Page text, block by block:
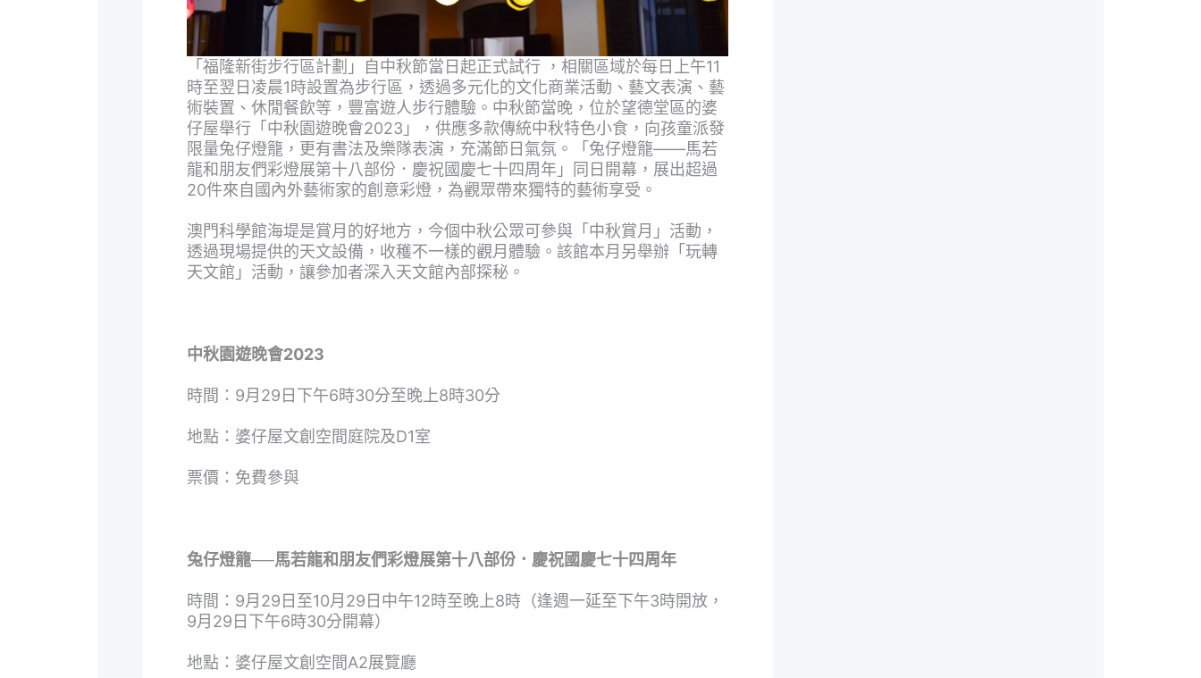
「福隆新街步行區計劃」自中秋節當日起正式試行 ，相關區域於每日上午11
時至翌日凌晨1時設置為步行區，透過多元化的文化商業活動、藝文表演、藝
術裝置、休閒餐飲等，豐富遊人步行體驗。中秋節當晚，位於望德堂區的婆
仔屋舉行「中秋園遊晚會2023」，供應多款傳統中秋特色小食，向孩童派發
限量兔仔燈籠，更有書法及樂隊表演，充滿節日氣氛。「兔仔燈籠——馬若
龍和朋友們彩燈展第十八部份．慶祝國慶七十四周年」同日開幕，展出超過
20件來自國內外藝術家的創意彩燈，為觀眾帶來獨特的藝術享受。
澳門科學館海堤是賞月的好地方，今個中秋公眾可參與「中秋賞月」活動，
透過現場提供的天文設備，收穫不一樣的觀月體驗。該館本月另舉辦「玩轉
天文館」活動，讓參加者深入天文館內部探秘。
中秋園遊晚會2023
時間：9月29日下午6時30分至晚上8時30分
地點：婆仔屋文創空間庭院及D1室
票價：免費參與
兔仔燈籠──馬若龍和朋友們彩燈展第十八部份．慶祝國慶七十四周年
時間：9月29日至10月29日中午12時至晚上8時（逢週一延至下午3時開放，
9月29日下午6時30分開幕）
地點：婆仔屋文創空間A2展覽廳